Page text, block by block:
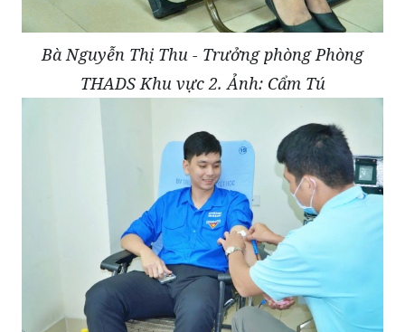
Bà Nguyễn Thị Thu - Trưởng phòng Phòng
THADS Khu vực 2. Ảnh: Cẩm Tú